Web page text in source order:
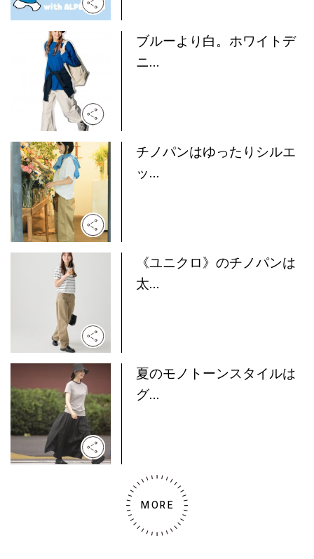
ブルーより白。ホワイトデ
ニ...
チノパンはゆったりシルエ
ッ...
《ユニクロ》のチノパンは
太...
夏のモノトーンスタイルは
グ...
MORE